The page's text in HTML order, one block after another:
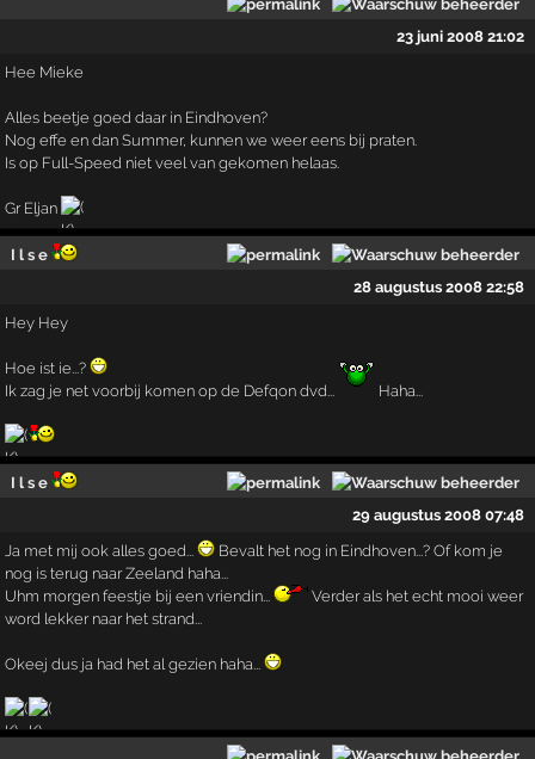
23 juni 2008 21:02
Hee Mieke
Alles beetje goed daar in Eindhoven?
Nog effe en dan Summer, kunnen we weer eens bij praten.
Is op Full-Speed niet veel van gekomen helaas.
Gr Eljan
I l s e
28 augustus 2008 22:58
Hey Hey
Hoe ist ie...?
Ik zag je net voorbij komen op de Defqon dvd...
Haha...
I l s e
29 augustus 2008 07:48
Ja met mij ook alles goed...
Bevalt het nog in Eindhoven...? Of kom je
nog is terug naar Zeeland haha...
Uhm morgen feestje bij een vriendin...
Verder als het echt mooi weer
word lekker naar het strand...
Okeej dus ja had het al gezien haha...